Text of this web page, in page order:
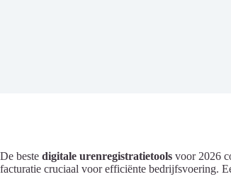
De beste digitale urenregistratietools voor 2026
facturatie cruciaal voor efficiënte bedrijfsvoering.